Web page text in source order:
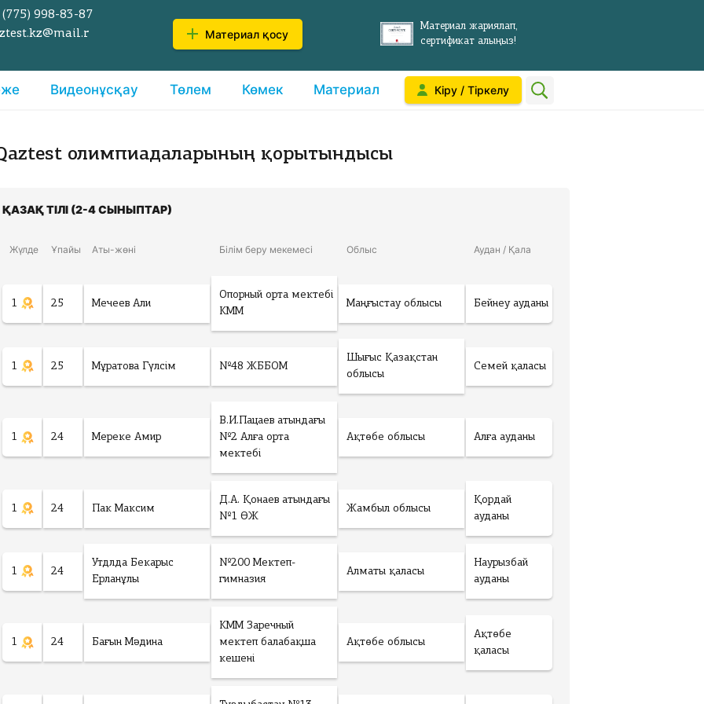
(775) 998-83-87
Материал қосу
Материал жариялап,
сертификат алыңыз!
Видеонұсқау Төлем Көмек Материал Кіру / Тіркелу
олимпиадаларының қорытындысы
ҚАЗАҚ ТІЛІ (2-4 СЫНЫПТАР)
Жүлде Ұпайы Аты-жөні Білім беру мекемесі Облыс Аудан / Қала
1 25 Мечеев Али
Опорный орта мектебі
КММ
Маңғыстау облысы Бейнеу ауданы
1 25 Мұратова Гүлсім №48 ЖББОМ
Шығыс Қазақстан
облысы
Семей қаласы
1 24 Мереке Амир
В.И.Пацаев атындағы
№2 Алға орта
мектебі
Ақтөбе облысы Алға ауданы
1 24 Пак Максим
Д.А. Қонаев атындағы
№1 ӨЖ
Жамбыл облысы
Қордай
ауданы
1 24
Утдлда Бекарыс
Ерланұлы
№200 Мектеп-
гимназия
Алматы қаласы
Наурызбай
ауданы
1 24 Бағын Мәдина
КММ Заречный
мектеп балабақша
кешені
Ақтөбе облысы
Ақтөбе
қаласы